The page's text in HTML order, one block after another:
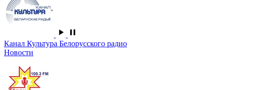
Канал Культура Белорусского радио
Новости